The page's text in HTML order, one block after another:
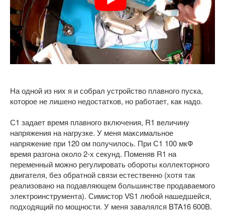
На одной из них я и собрал устройство плавного пуска,
которое не лишено недостатков, но работает, как надо.
С1 задает время плавного включения, R1 величину
напряжения на нагрузке. У меня максимальное
напряжение при 120 ом получилось. При С1 100 мкФ
время разгона около 2-х секунд. Поменяв R1 на
переменный можно регулировать обороты коллекторного
двигателя, без обратной связи естественно (хотя так
реализовано на подавляющем большинстве продаваемого
электроинструмента). Симистор VS1 любой нашедшейся,
подходящий по мощности. У меня завалялся BTA16 600B.